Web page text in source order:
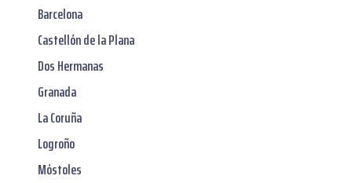
Barcelona
Castellón de la Plana
Dos Hermanas
Granada
La Coruña
Logroño
Móstoles